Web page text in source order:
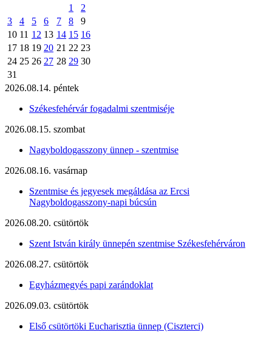
1
2
3
4 5 6 7 8
9
10 11 12 13 14 15 16
17 18 19 20 21 22 23
24 25 26 27 28 29 30
31
2026.08.14. péntek
Székesfehérvár fogadalmi szentmiséje
2026.08.15. szombat
Nagyboldogasszony ünnep - szentmise
2026.08.16. vasárnap
Szentmise és jegyesek megáldása az Ercsi
Nagyboldogasszony-napi búcsún
2026.08.20. csütörtök
Szent István király ünnepén szentmise Székesfehérváron
2026.08.27. csütörtök
Egyházmegyés papi zarándoklat
2026.09.03. csütörtök
Első csütörtöki Eucharisztia ünnep (Ciszterci)